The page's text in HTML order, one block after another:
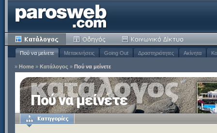
Πού να μείνετε Μετακινήσεις Going Out Δραστηριότητες Ακίνητα
» Home » Κατάλογος » Πού να μείνετε
Πού να μείνετε